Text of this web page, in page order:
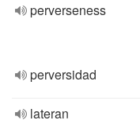
perverseness
perversidad
lateran